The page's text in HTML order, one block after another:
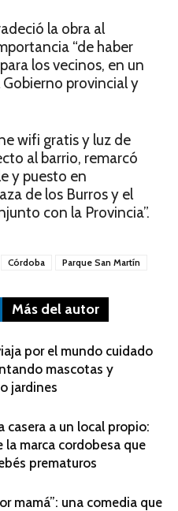
la obra al
“de haber
los vecinos, en un
provincial y
wifi gratis y luz de
al barrio, remarcó
y puesto en
de los Burros y el
con la Provincia”.
Córdoba Parque San Martín
Más del autor
por el mundo cuidado
mascotas y
jardines
casera a un local propio:
la marca cordobesa que
prematuros
mamá”: una comedia que